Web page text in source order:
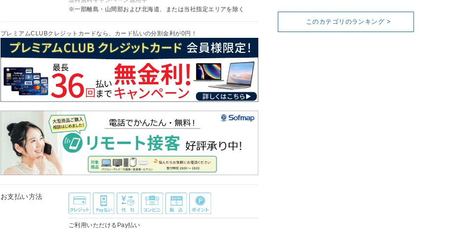
※一部離島・山間部および北海道、または当社指定エリアを除く
プレミアムCLUBクレジットカードなら、カード払いの分割金利が0円！
お支払い方法
ご利用いただけるPay払い
このカテゴリのランキング >